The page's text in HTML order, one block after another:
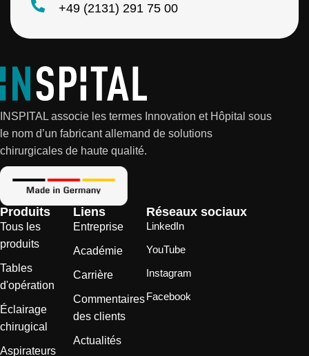
+49 (2131) 291 75 00
INSPITAL associe les termes Innovation et Hôpital sous
le nom d’un fabricant allemand de solutions
chirurgicales de haute qualité.
Produits
Tous les
produits
Tables
d'opération
Éclairage
chirugical
Aspirateurs
Liens
Entreprise
Académie
Carrière
Commentaires
des clients
Actualités
Réseaux sociaux
LinkedIn
YouTube
Instagram
Facebook